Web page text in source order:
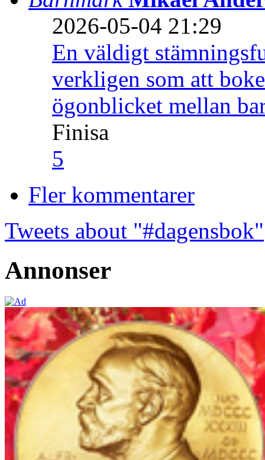
2026-05-04 21:29
En väldigt
verkligen som att
ögonblicket mellan
Finisa
5
Fler kommentarer
Tweets about "#dagensbok"
Annonser